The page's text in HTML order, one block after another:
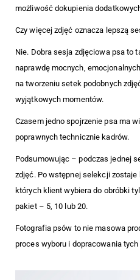
możliwość dokupienia
Czy więcej zdjęć oznacza lepszą
Nie. Dobra sesja zdjęciowa psa to
naprawdę mocnych,
na tworzeniu setek podobnych
wyjątkowych momentów.
Czasem jedno spojrzenie psa ma
poprawnych technicznie kadrów.
Podsumowując – podczas jednej
zdjęć. Po wstępnej selekcji
których klient wybiera do obróbki
pakiet – 5, 10 lub 20.
Fotografia psów to nie masowa
proces wyboru i dopracowania